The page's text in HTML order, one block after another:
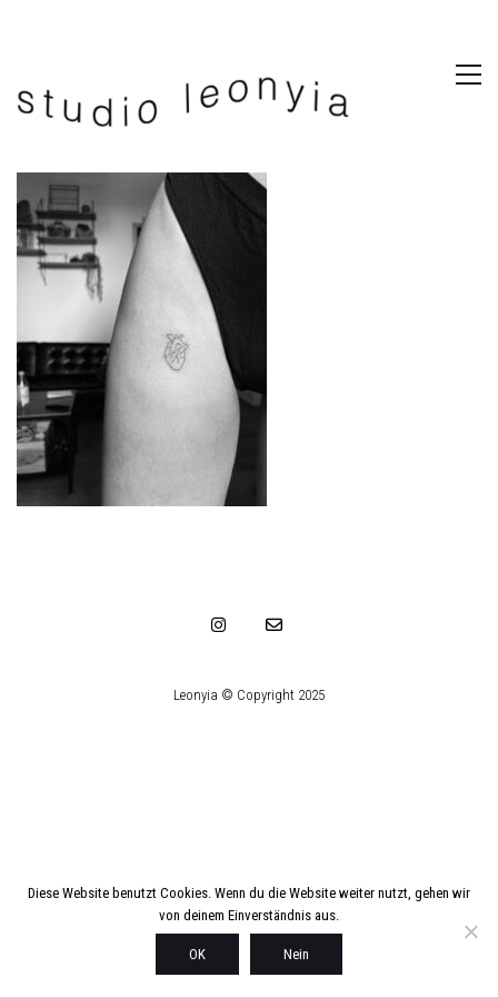
Leonyia © Copyright 2025
Diese Website benutzt Cookies. Wenn du die Website weiter nutzt, gehen wir
von deinem Einverständnis aus.
OK Nein